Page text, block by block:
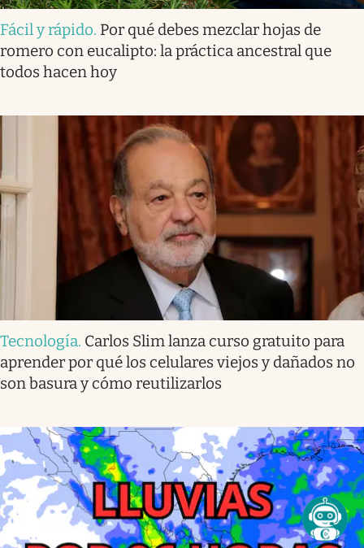
Fácil y rápido. Por qué debes mezclar hojas de
romero con eucalipto: la práctica ancestral que
todos hacen hoy
Tecnología. Carlos Slim lanza curso gratuito para
aprender por qué los celulares viejos y dañados no
son basura y cómo reutilizarlos